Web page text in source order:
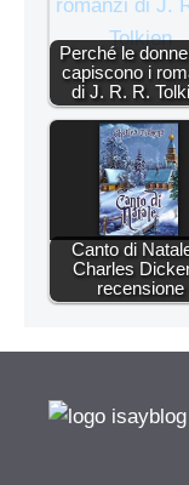
Perché le
capiscono i
di J. R. R.
Canto di
Charles
recensione